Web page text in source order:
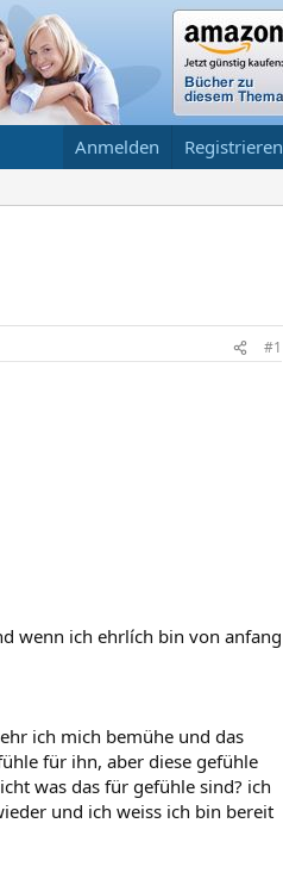
Anmelden Registrieren
#1
wenn ich ehrlích bin von anfang
ich mich bemühe und das
für ihn, aber diese gefühle
was das für gefühle sind? ich
und ich weiss ich bin bereit